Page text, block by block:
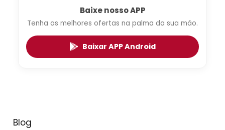
Baixe nosso APP
Tenha as melhores ofertas na palma da sua mão.
Baixar APP Android
Blog